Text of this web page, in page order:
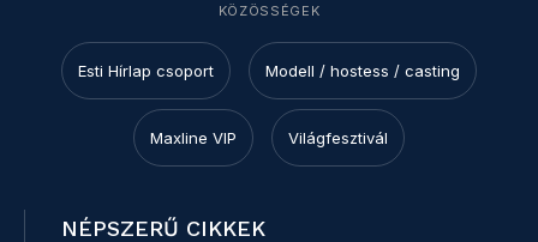
KÖZÖSSÉGEK
Esti Hírlap csoport Modell / hostess / casting
Maxline VIP Világfesztivál
NÉPSZERŰ CIKKEK